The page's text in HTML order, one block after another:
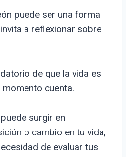
puede ser una forma
a reflexionar sobre
de que la vida es
cuenta.
surgir en
o cambio en tu vida,
de evaluar tus